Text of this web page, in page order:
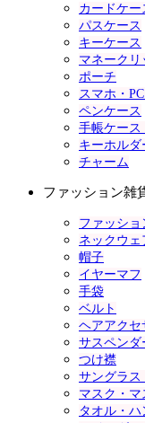
カードケー
パスケース
キーケース
マネークリ
ポーチ
スマホ・
ペンケース
手帳ケース
キーホルダ
チャーム
ファッション雑
ファッシ
ネックウェ
帽子
イヤーマフ
手袋
ベルト
ヘアアクセ
サスペンダ
つけ襟
サングラス
マスク・
タオル・ハ